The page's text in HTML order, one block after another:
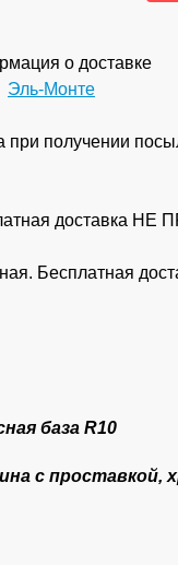
о доставке
Эль-Монте
получении
доставка
Бесплатная
база R10
с проставкой,